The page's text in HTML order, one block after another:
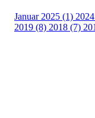
Januar 2025 (1)
2019 (8) 2018 (7)